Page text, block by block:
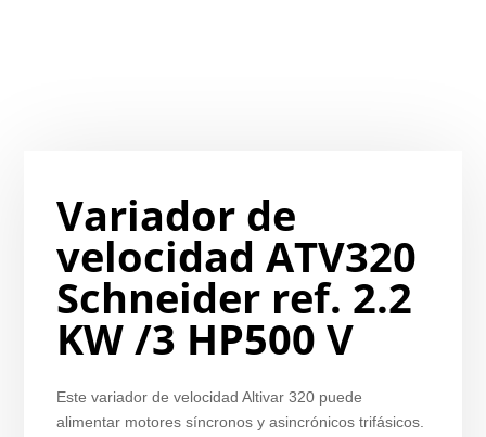
Variador de
velocidad ATV320
Schneider ref. 2.2
KW /3 HP500 V
Este variador de velocidad Altivar 320 puede
alimentar motores síncronos y asincrónicos trifásicos.